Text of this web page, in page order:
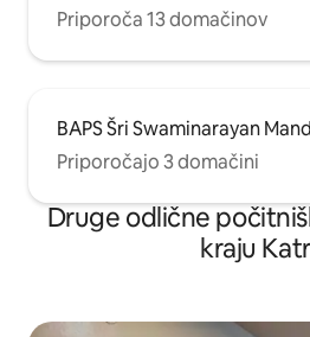
Priporoča 13 domačinov
BAPS Šri Swaminarayan
Priporočajo 3 domačini
Druge odlične
kraju